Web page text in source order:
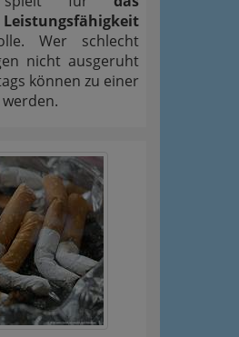
Wer schlecht
nicht ausgeruht
können zu einer